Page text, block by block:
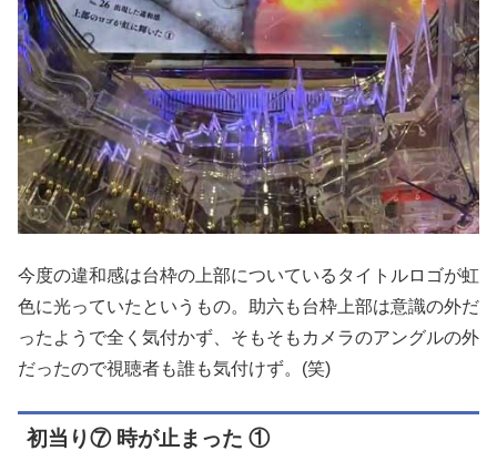
今度の違和感は台枠の上部についているタイトルロゴが虹
色に光っていたというもの。助六も台枠上部は意識の外だ
ったようで全く気付かず、そもそもカメラのアングルの外
だったので視聴者も誰も気付けず。(笑)
初当り⑦ 時が止まった ①